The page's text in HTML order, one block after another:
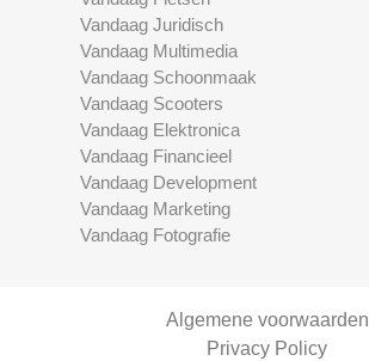
Vandaag Juridisch
Vandaag Multimedia
Vandaag Schoonmaak
Vandaag Scooters
Vandaag Elektronica
Vandaag Financieel
Vandaag Development
Vandaag Marketing
Vandaag Fotografie
Algemene voorwaarden
Privacy Policy